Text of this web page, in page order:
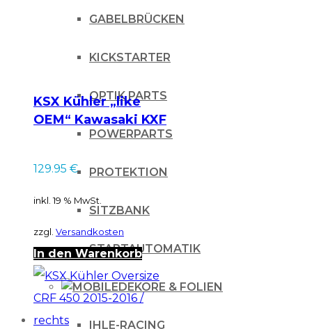
GABELBRÜCKEN
KICKSTARTER
OPTIK PARTS
POWERPARTS
PROTEKTION
SITZBANK
STARTAUTOMATIK
DEKORE & FOLIEN
IHLE-RACING
KSX Kühler „like
OEM“ Kawasaki KXF
450 09-15 / / rechts
129.95 €
inkl. 19 % MwSt.
zzgl. Versandkosten
In den Warenkorb